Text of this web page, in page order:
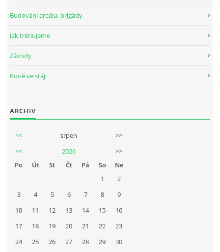
Budování areálu, brigády
Jak trénujeme
Závody
Koně ve stáji
ARCHIV
<< srpen
>>
<<
2026
>>
Po
Út St Čt Pá So
Ne
1
2
3
4 5 6 7 8
9
10
11 12 13 14 15
16
17
18 19 20 21 22
23
24
25 26 27 28 29
30